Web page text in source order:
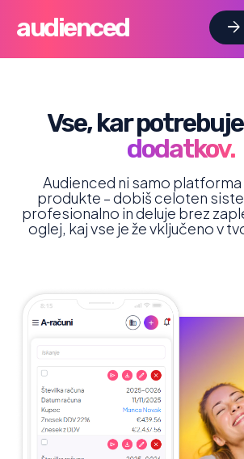
audienced arrow_forward
Vse, kar
dodatkov.
Audienced ni samo platforma
produkte – dobiš celoten
profesionalno in deluje brez
oglej, kaj vse je že vključeno v